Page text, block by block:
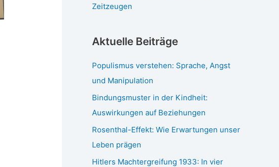
Zeitzeugen
Aktuelle Beiträge
Populismus verstehen: Sprache, Angst
und Manipulation
Bindungsmuster in der Kindheit:
Auswirkungen auf Beziehungen
Rosenthal-Effekt: Wie Erwartungen unser
Leben prägen
Hitlers Machtergreifung 1933: In vier